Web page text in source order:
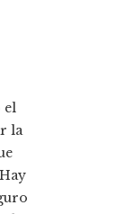
el
la